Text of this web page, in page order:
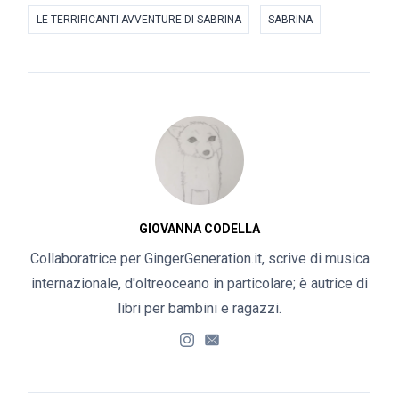
LE TERRIFICANTI AVVENTURE DI SABRINA SABRINA
GIOVANNA CODELLA
Collaboratrice per GingerGeneration.it, scrive di musica
internazionale, d'oltreoceano in particolare; è autrice di
libri per bambini e ragazzi.